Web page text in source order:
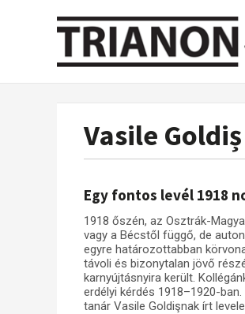
Vasile Goldiș
Egy fontos levél 1918
1918 őszén, az Osztrák-
vagy a Bécstől függő, de
egyre határozottabban
távoli és bizonytalan jövő
karnyújtásnyira került.
erdélyi kérdés 1918–1920-
tanár Vasile Goldişnak írt